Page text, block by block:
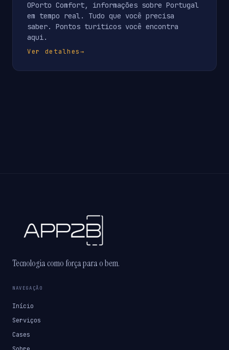
OPorto Comfort, informações sobre Portugal
em tempo real. Tudo que você precisa
saber. Pontos turiticos você encontra
aqui.
Ver detalhes→
Tecnologia como força para o bem.
NAVEGAÇÃO
Início
Serviços
Cases